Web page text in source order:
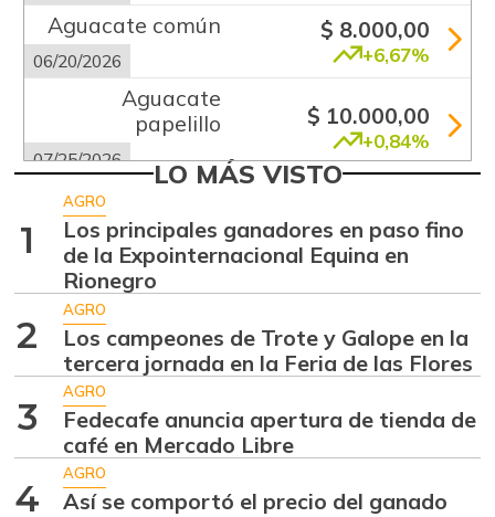
Aguacate común
06/20/2026
$ 8.000,00
+6,67%
Aguacate
papelillo
07/25/2026
$ 10.000,00
+0,84%
07/25/2026 -13,15%
Ajo
07/25/2026
$ 5.583,00
+2,76%
Ají dulce
01/17/2015
$ 3.801,00
+36,83%
Ají topito dulce
07/25/2026
$ 3.049,00
Alas de pollo sin
$ 8.425,00
LO MÁS VISTO
1
AGRO
Los principales ganadores en paso fino
de la Expointernacional Equina en
Rionegro
2
AGRO
Los campeones de Trote y Galope en la
tercera jornada en la Feria de las Flores
3
AGRO
Fedecafe anuncia apertura de tienda de
café en Mercado Libre
4
AGRO
Así se comportó el precio del ganado